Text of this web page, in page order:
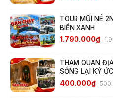
TOUR MŨI NÉ
BIỂN XANH
1.790.000₫
THAM QUAN
SỐNG LẠI KÝ
400.000₫